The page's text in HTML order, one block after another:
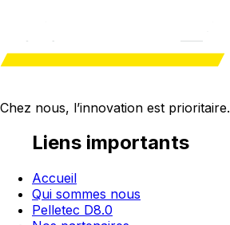
Chez nous, l’innovation est prioritaire.
Liens importants
Accueil
Qui sommes nous
Pelletec D8.0